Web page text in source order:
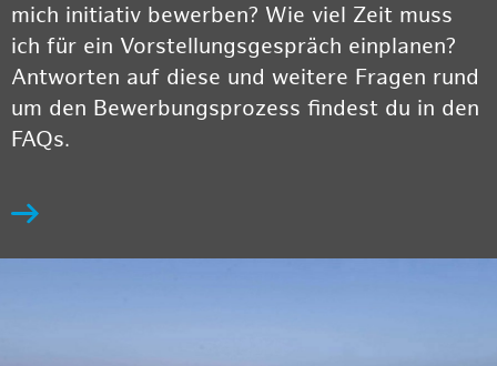
mich initiativ bewerben? Wie viel Zeit muss
ich für ein Vorstellungsgespräch einplanen?
Antworten auf diese und weitere Fragen rund
um den Bewerbungsprozess findest du in den
FAQs.